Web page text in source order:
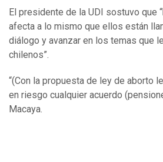
El presidente de la UDI sostuvo que
afecta a lo mismo que ellos están
diálogo y avanzar en los temas que
chilenos”.
“(Con la propuesta de ley de aborto
en riesgo cualquier acuerdo
Macaya.